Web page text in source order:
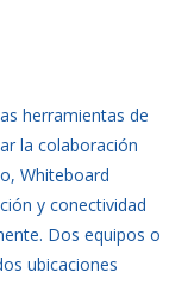
herramientas de
la colaboración
Whiteboard
y conectividad
Dos equipos o
ubicaciones